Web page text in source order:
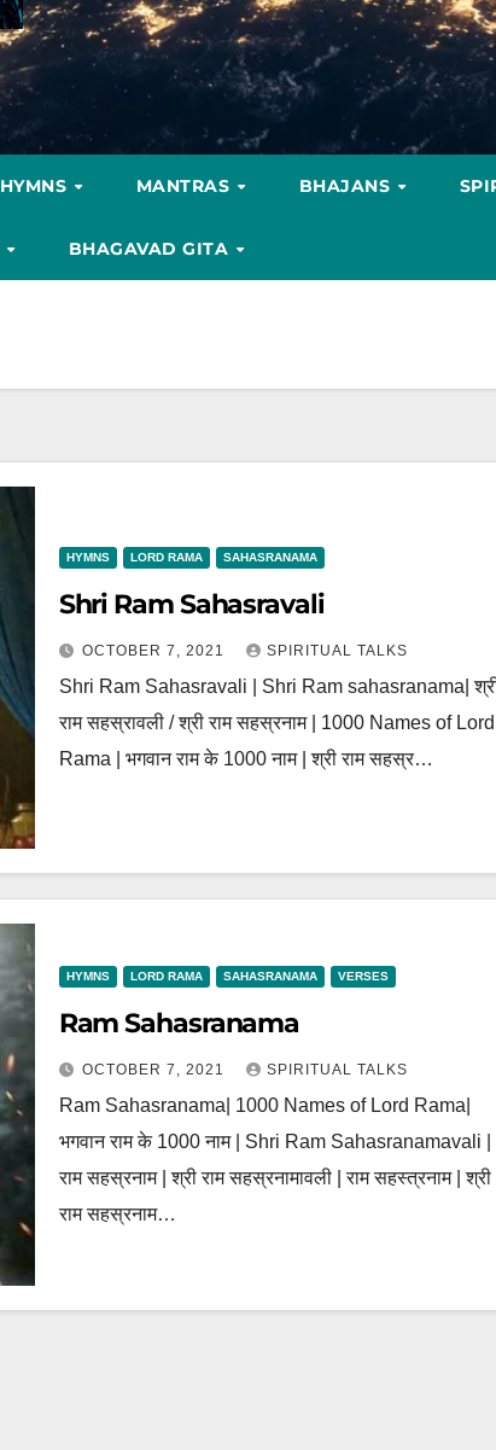
HYMNS MANTRAS BHAJANS
BHAGAVAD GITA
HYMNS LORD RAMA SAHASRANAMA
Shri Ram Sahasravali
OCTOBER 7, 2021 SPIRITUAL TALKS
Shri Ram Sahasravali | Shri Ram sahasranama|
राम सहस्रावली / श्री राम सहस्रनाम | 1000 Names of Lord
Rama | भगवान राम के 1000 नाम | श्री राम सहस्र…
HYMNS LORD RAMA SAHASRANAMA VERSES
Ram Sahasranama
OCTOBER 7, 2021 SPIRITUAL TALKS
Ram Sahasranama| 1000 Names of Lord Rama|
भगवान राम के 1000 नाम | Shri Ram Sahasranamavali |
राम सहस्रनाम | श्री राम सहस्रनामावली | राम सहस्त्रनाम | श्री
राम सहस्रनाम…